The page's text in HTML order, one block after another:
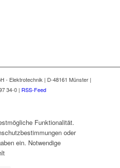
- Elektrotechnik | D-48161 Münster |
34-0 | RSS-Feed
Funktionalität.
oder
ein. Notwendige